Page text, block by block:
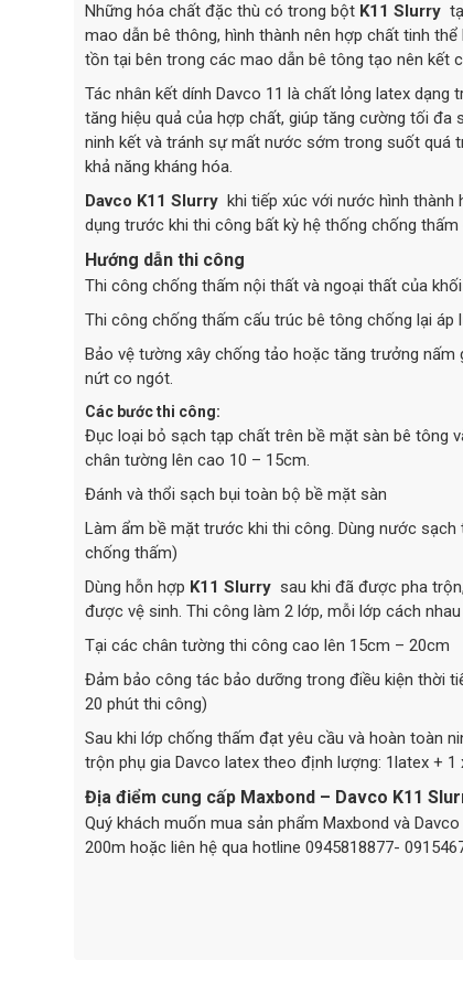
Những hóa chất đặc thù có trong bột K11 Slurry
mao dẫn bê thông, hình thành nên hợp chất tinh
tồn tại bên trong các mao dẫn bê tông tạo nên kết
Tác nhân kết dính Davco 11 là chất lỏng latex
tăng hiệu quả của hợp chất, giúp tăng cường tối
ninh kết và tránh sự mất nước sớm trong suốt quá
khả năng kháng hóa.
Davco K11 Slurry khi tiếp xúc với nước hình
dụng trước khi thi công bất kỳ hệ thống chống
Hướng dẫn thi công
Thi công chống thấm nội thất và ngoại thất của
Thi công chống thấm cấu trúc bê tông chống lại áp
Bảo vệ tường xây chống tảo hoặc tăng trưởng
nứt co ngót.
Các bước thi công:
Đục loại bỏ sạch tạp chất trên bề mặt sàn bê tông
chân tường lên cao 10 – 15cm.
Đánh và thổi sạch bụi toàn bộ bề mặt sàn
Làm ẩm bề mặt trước khi thi công. Dùng nước
chống thấm)
Dùng hỗn hợp K11 Slurry sau khi đã được pha
được vệ sinh. Thi công làm 2 lớp, mỗi lớp cách
Tại các chân tường thi công cao lên 15cm – 20cm
Đảm bảo công tác bảo dưỡng trong điều kiện thời
20 phút thi công)
Sau khi lớp chống thấm đạt yêu cầu và hoàn toàn
trộn phụ gia Davco latex theo định lượng: 1latex +
Địa điểm cung cấp Maxbond – Davco K11
Quý khách muốn mua sản phẩm Maxbond và
200m hoặc liên hệ qua hotline 0945818877-